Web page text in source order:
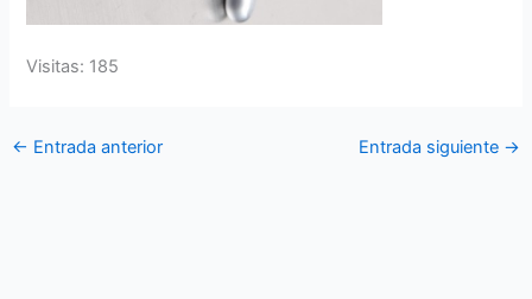
Visitas: 185
← Entrada anterior Entrada siguiente →